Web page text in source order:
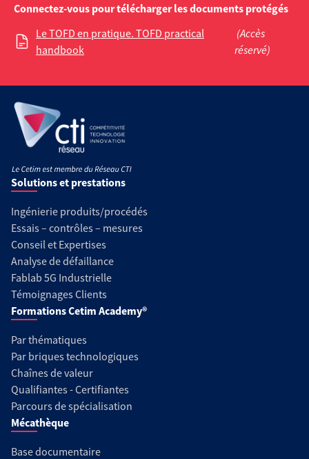
Connectez-vous pour télécharger les documents protégés
Le TOFD en pratique. TOFD practical
handbook
(Accès
réservé)
Solutions et prestations
Ingénierie produits/procédés
Essais – contrôles – mesures
Conseil et Expertises
Analyse de défaillance
Fablab 5G Industrielle
Témoignages Clients
Formations Cetim Academy®
Par thématiques
Par briques technologiques
Chaînes de valeur
Qualifiantes - Certifiantes
Parcours de spécialisation
Mécathèque
Base documentaire